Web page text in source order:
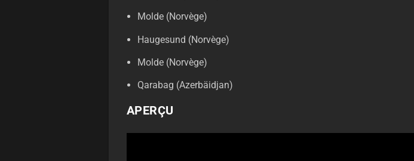
Molde (Norvège)
Haugesund (Norvège)
Molde (Norvège)
Qarabag (Azerbäidjan)
APERÇU